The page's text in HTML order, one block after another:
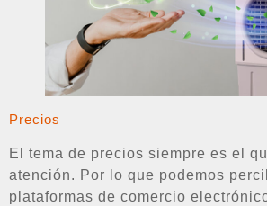
Precios
El tema de precios siempre es el
atención. Por lo que podemos
plataformas de comercio